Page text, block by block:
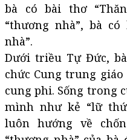
bà có bài thơ
“thương nhà”, bà
nhà”.
Dưới triều Tự Đức,
chức Cung trung giáo
cung phi. Sống trong
mình như kẻ “lữ
luôn hướng về